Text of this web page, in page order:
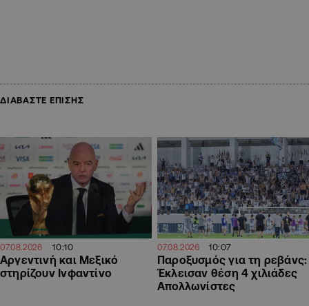
ΔΙΑΒΑΣΤΕ ΕΠΙΣΗΣ
07.08.2026 10:10
Αργεντινή και Μεξικό
στηρίζουν Ινφαντίνο
07.08.2026 10:07
Παροξυσμός για τη ρεβάνς:
Έκλεισαν θέση 4 χιλιάδες
Απολλωνίστες